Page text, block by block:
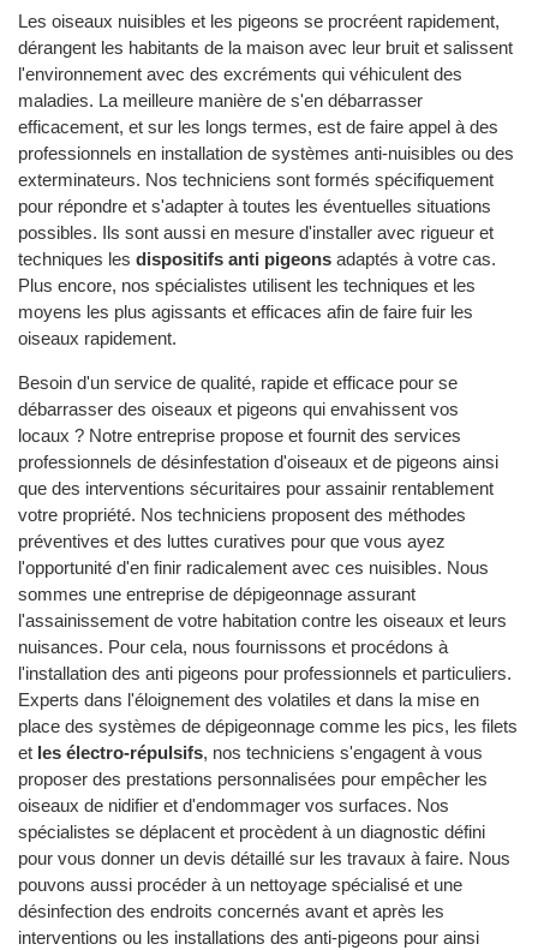
Les oiseaux nuisibles et les pigeons se procréent rapidement,
dérangent les habitants de la maison avec leur bruit et salissent
l'environnement avec des excréments qui véhiculent des
maladies. La meilleure manière de s'en débarrasser
efficacement, et sur les longs termes, est de faire appel à des
professionnels en installation de systèmes anti-nuisibles ou des
exterminateurs. Nos techniciens sont formés spécifiquement
pour répondre et s'adapter à toutes les éventuelles situations
possibles. Ils sont aussi en mesure d'installer avec rigueur et
techniques les dispositifs anti pigeons adaptés à votre cas.
Plus encore, nos spécialistes utilisent les techniques et les
moyens les plus agissants et efficaces afin de faire fuir les
oiseaux rapidement.
Besoin d'un service de qualité, rapide et efficace pour se
débarrasser des oiseaux et pigeons qui envahissent vos
locaux ? Notre entreprise propose et fournit des services
professionnels de désinfestation d'oiseaux et de pigeons ainsi
que des interventions sécuritaires pour assainir rentablement
votre propriété. Nos techniciens proposent des méthodes
préventives et des luttes curatives pour que vous ayez
l'opportunité d'en finir radicalement avec ces nuisibles. Nous
sommes une entreprise de dépigeonnage assurant
l'assainissement de votre habitation contre les oiseaux et leurs
nuisances. Pour cela, nous fournissons et procédons à
l'installation des anti pigeons pour professionnels et particuliers.
Experts dans l'éloignement des volatiles et dans la mise en
place des systèmes de dépigeonnage comme les pics, les filets
et les électro-répulsifs, nos techniciens s'engagent à vous
proposer des prestations personnalisées pour empêcher les
oiseaux de nidifier et d'endommager vos surfaces. Nos
spécialistes se déplacent et procèdent à un diagnostic défini
pour vous donner un devis détaillé sur les travaux à faire. Nous
pouvons aussi procéder à un nettoyage spécialisé et une
désinfection des endroits concernés avant et après les
interventions ou les installations des anti-pigeons pour ainsi